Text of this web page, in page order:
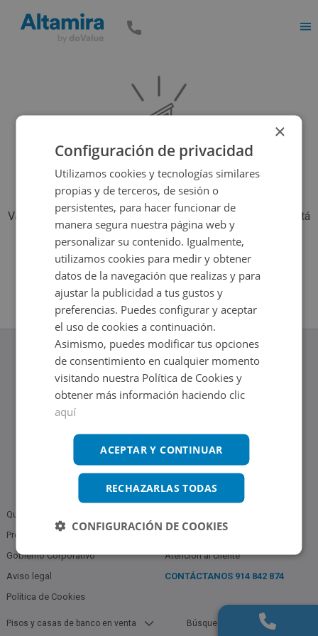
Vaya, parece que el inmueble que estás buscando ya no está
disponible, pero tenemos muchas más opciones...
Volver a buscar
Quiénes somos
Profesionales
Gobierno Corporativo
Aviso legal
Política de Cookies
Atención al cliente
CONTÁCTANOS 914 842 874
Pisos y casas de banco en venta Búsquedas populares
×
Configuración de privacidad
Utilizamos cookies y tecnologías similares
propias y de terceros, de sesión o
persistentes, para hacer funcionar de
manera segura nuestra página web y
personalizar su contenido. Igualmente,
utilizamos cookies para medir y obtener
datos de la navegación que realizas y para
ajustar la publicidad a tus gustos y
preferencias. Puedes configurar y aceptar
el uso de cookies a continuación.
Asimismo, puedes modificar tus opciones
de consentimiento en cualquier momento
visitando nuestra Política de Cookies y
obtener más información haciendo clic
aquí
ACEPTAR Y CONTINUAR
RECHAZARLAS TODAS
CONFIGURACIÓN DE COOKIES